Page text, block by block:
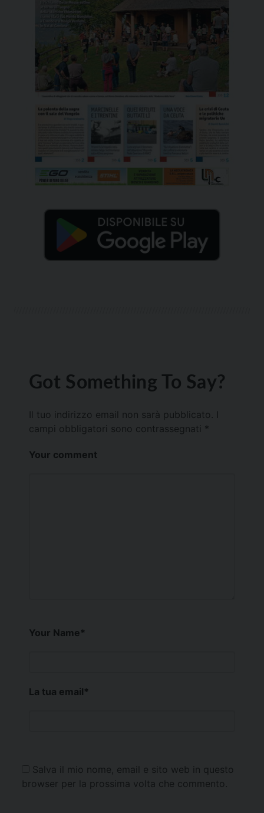
Got Something To Say?
Il tuo indirizzo email non sarà pubblicato.
campi obbligatori sono contrassegnati *
Your comment
Your Name*
La tua email*
Salva il mio nome, email e sito web in questo
browser per la prossima volta che commento.